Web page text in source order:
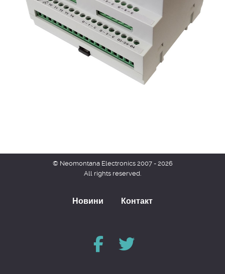
© Neomontana Electronics 2007 - 2026
All rights reserved.
Новини Контакт